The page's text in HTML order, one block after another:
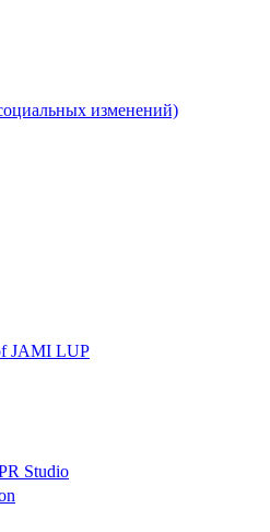
изменений)
JAMI LUP
Studio